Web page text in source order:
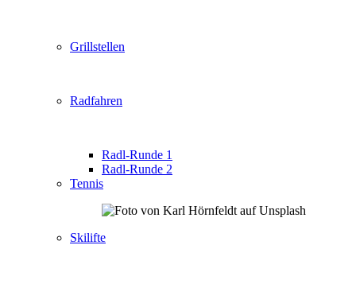
Grillstellen
Radfahren
Radl-Runde 1
Radl-Runde 2
Tennis
Skilifte